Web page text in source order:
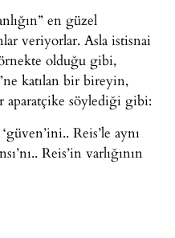
en güzel
veriyorlar. Asla istisnai
olduğu gibi,
katılan bir bireyin,
aparatçike söylediği gibi:
Reis’le aynı
Reis’in varlığının